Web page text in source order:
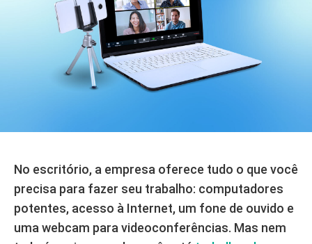
No escritório, a empresa oferece tudo o que você
precisa para fazer seu trabalho: computadores
potentes, acesso à Internet, um fone de ouvido e
uma webcam para videoconferências. Mas nem